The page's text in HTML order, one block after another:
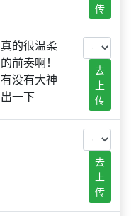
传
真的很温柔
的前奏啊！
有没有大神
出一下
去
上
传
去
上
传